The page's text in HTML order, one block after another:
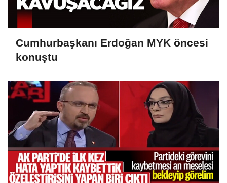
Cumhurbaşkanı Erdoğan MYK öncesi
konuştu